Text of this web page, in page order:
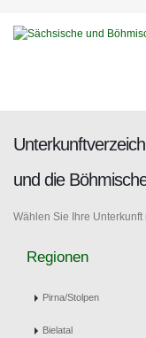
und die
Wählen Sie Ihre
Regionen
Pirna/Stolpen
Bielatal